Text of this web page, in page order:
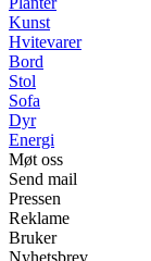
Kunst
Hvitevarer
Bord
Stol
Sofa
Dyr
Energi
Møt oss
Send mail
Pressen
Reklame
Bruker